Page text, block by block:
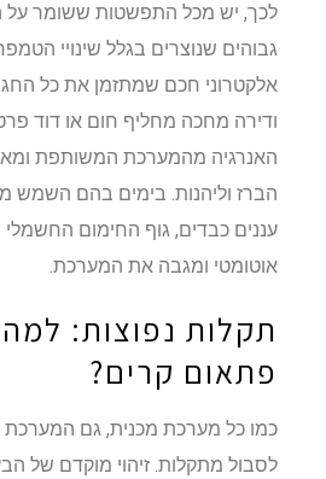
לכך, יש מכל התפשטות ששומר על
גבוהים שנוצרים בגלל שינויי
אלקטרוני חכם שמתזמן את כל
ודירה מחכה מחליף חום או דוד
האנרגיה מהמערכת המשותפת
הברז וליהנות. בימים בהם השמש
עננים כבדים, גוף החימום החשמלי
אוטומטי ומגבה את המערכת.
תקלות נפוצות: למה
פתאום קרים?
כמו כל מערכת מכנית, גם המערכת
לסבול מתקלות. זיהוי מוקדם של